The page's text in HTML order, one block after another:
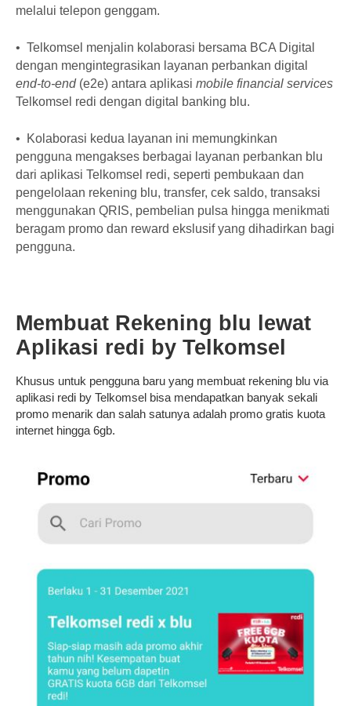
melalui telepon genggam.
• Telkomsel menjalin kolaborasi bersama BCA Digital
dengan mengintegrasikan layanan perbankan digital
end-to-end(e2e) antara aplikasi mobile financial services
Telkomsel redi dengan digital banking blu.
• Kolaborasi kedua layanan ini memungkinkan
pengguna mengakses berbagai layanan perbankan blu
dari aplikasi Telkomsel redi, seperti pembukaan dan
pengelolaan rekening blu, transfer, cek saldo, transaksi
menggunakan QRIS, pembelian pulsa hingga menikmati
beragam promo dan reward ekslusif yang dihadirkan bagi
pengguna.
Membuat Rekening blu lewat
Aplikasi redi by Telkomsel
Khusus untuk pengguna baru yang membuat rekening blu via
aplikasi redi by Telkomsel bisa mendapatkan banyak sekali
promo menarik dan salah satunya adalah promo gratis kuota
internet hingga 6gb.